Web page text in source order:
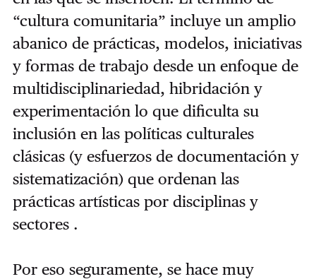
“cultura comunitaria” incluye un amplio
abanico de prácticas, modelos, iniciativas
y formas de trabajo desde un enfoque de
multidisciplinariedad, hibridación y
experimentación lo que dificulta su
inclusión en las políticas culturales
clásicas (y esfuerzos de documentación y
sistematización) que ordenan las
prácticas artísticas por disciplinas y
sectores .
Por eso seguramente, se hace muy